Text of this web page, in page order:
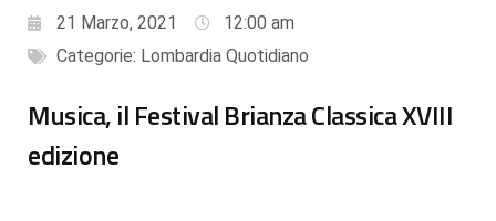
21 Marzo, 2021
12:00 am
Categorie: Lombardia Quotidiano
Musica, il Festival Brianza Classica XVIII
edizione